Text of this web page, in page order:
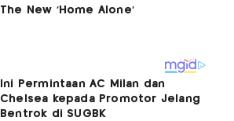
Ini Permintaan AC Milan dan
Chelsea kepada Promotor Jelang
Bentrok di SUGBK